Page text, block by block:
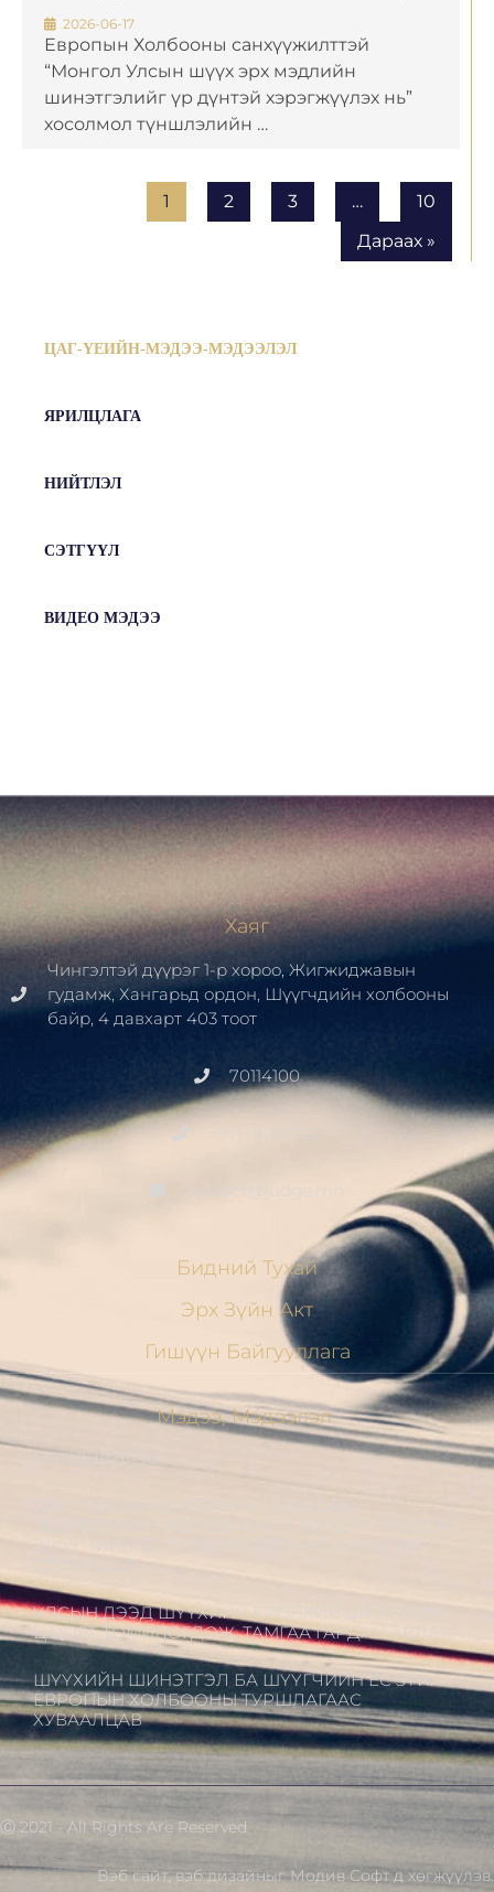
2026-06-17
Европын Холбооны санхүүжилттэй
“Монгол Улсын шүүх эрх мэдлийн
шинэтгэлийг үр дүнтэй хэрэгжүүлэх нь”
хосолмол түншлэлийн …
1 2 3 …
10
Дараах »
ЦАГ-ҮЕИЙН-МЭДЭЭ-МЭДЭЭЛЭЛ
ЯРИЛЦЛАГА
НИЙТЛЭЛ
СЭТГҮҮЛ
ВИДЕО МЭДЭЭ
Хаяг
Чингэлтэй дүүрэг 1-р хороо, Жигжиджавын
гудамж, Хангарьд ордон, Шүүгчдийн холбооны
байр, 4 давхарт 403 тоот
70114100
contact@judge.mn
Бидний Тухай
Эрх Зүйн Акт
Гишүүн Байгууллага
Мэдээ, Мэдээлэл
МЭНДЧИЛГЭЭ
ШҮҮГЧДИЙН ХОЛБООНЫ УДИРДАХ
СОЛИЛЦОВ
УЛСЫН ДЭЭД ШҮҮХИЙН ЕРӨНХИЙ ШҮҮГЧЭЭР
Ц.ЦОГТ ТОМИЛОГДОЖ, ТАМГАА ГАРДАН АВЛАА
ШҮҮХИЙН ШИНЭТГЭЛ БА ШҮҮГЧИЙН ЁС ЗҮЙ:
ЕВРОПЫН ХОЛБООНЫ ТУРШЛАГААС
ХУВААЛЦАВ
Ⓒ 2021 - All Rights Are Reserved
Вэб сайт,вэб дизайныгМодив Софт д хөгжүүлэв.